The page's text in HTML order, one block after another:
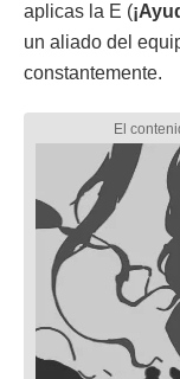
aplicas la E (
un aliado del
constantemente.